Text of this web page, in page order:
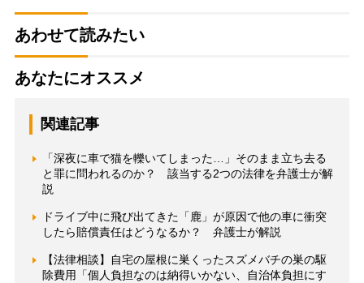
あわせて読みたい
あなたにオススメ
関連記事
「深夜に車で猫を轢いてしまった…」そのまま立ち去る
と罪に問われるのか？ 該当する2つの法律を弁護士が解
説
ドライブ中に飛び出てきた「鹿」が原因で他の車に衝突
したら賠償責任はどうなるか？ 弁護士が解説
【法律相談】自宅の屋根に巣くったスズメバチの巣の駆
除費用「個人負担なのは納得いかない、自治体負担にす